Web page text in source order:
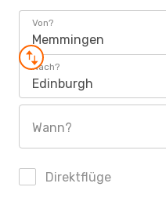
Von?
Memmingen
Nach?
Edinburgh
Wann?
Direktflüge